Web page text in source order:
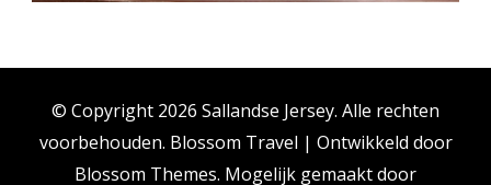
© Copyright 2026 Sallandse Jersey. Alle rechten
voorbehouden. Blossom Travel | Ontwikkeld door
Blossom Themes. Mogelijk gemaakt door